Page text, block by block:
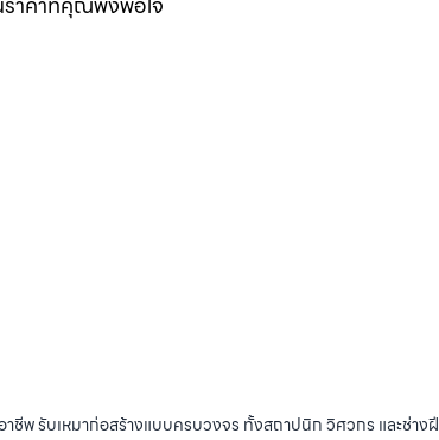
ชีพ รับเหมาก่อสร้างแบบครบวงจร ทั้งสถาปนิก วิศวกร และช่าง